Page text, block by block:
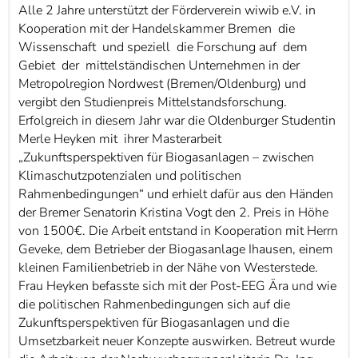
Alle 2 Jahre unterstützt der Förderverein wiwib e.V. in
Kooperation mit der Handelskammer Bremen die
Wissenschaft und speziell die Forschung auf dem
Gebiet der mittelständischen Unternehmen in der
Metropolregion Nordwest (Bremen/Oldenburg) und
vergibt den Studienpreis Mittelstandsforschung.
Erfolgreich in diesem Jahr war die Oldenburger Studentin
Merle Heyken mit ihrer Masterarbeit
„Zukunftsperspektiven für Biogasanlagen – zwischen
Klimaschutzpotenzialen und politischen
Rahmenbedingungen“ und erhielt dafür aus den Händen
der Bremer Senatorin Kristina Vogt den 2. Preis in Höhe
von 1500€. Die Arbeit entstand in Kooperation mit Herrn
Geveke, dem Betrieber der Biogasanlage Ihausen, einem
kleinen Familienbetrieb in der Nähe von Westerstede.
Frau Heyken befasste sich mit der Post-EEG Ära und wie
die politischen Rahmenbedingungen sich auf die
Zukunftsperspektiven für Biogasanlagen und die
Umsetzbarkeit neuer Konzepte auswirken. Betreut wurde